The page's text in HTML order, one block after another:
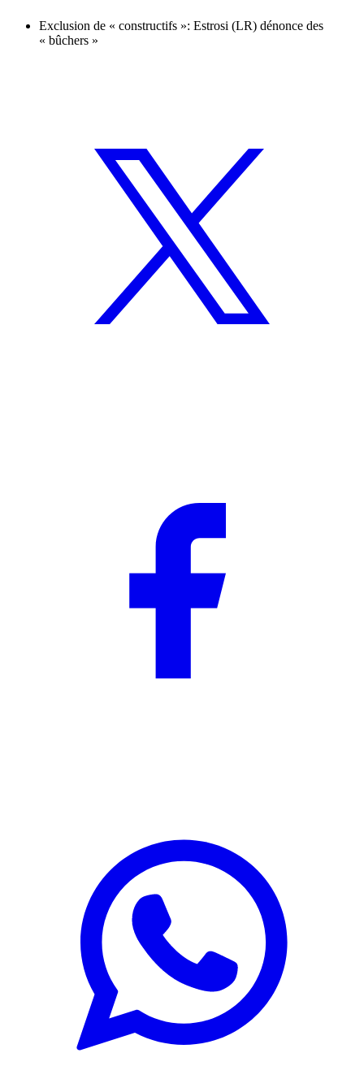
Exclusion de « constructifs »: Estrosi (LR) dénonce des
« bûchers »